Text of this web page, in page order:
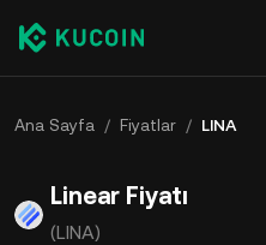
Ana Sayfa / Fiyatlar / LINA
Linear Fiyatı
(LINA)